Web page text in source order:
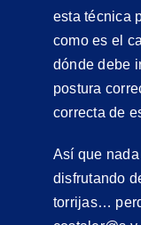
esta técnica
como es el
dónde debe
postura
correcta de
Así que
disfrutando
torrijas…